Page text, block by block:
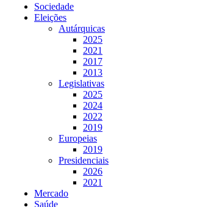
Sociedade
Eleições
Autárquicas
2025
2021
2017
2013
Legislativas
2025
2024
2022
2019
Europeias
2019
Presidenciais
2026
2021
Mercado
Saúde